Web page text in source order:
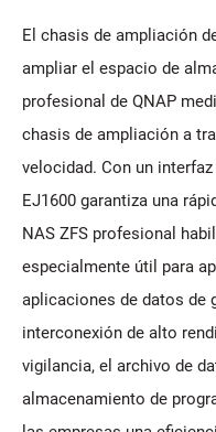
El chasis de ampliación
ampliar el espacio de
profesional de QNAP
chasis de ampliación a
velocidad. Con un interfaz
EJ1600 garantiza una
NAS ZFS profesional
especialmente útil para
aplicaciones de datos de
interconexión de alto
vigilancia, el archivo de
almacenamiento de